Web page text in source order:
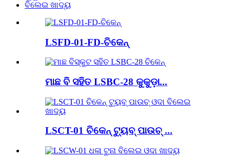
ବିଲେଇ ଖାଦ୍ୟ
LSFD-01-FD-ଚିକେନ୍
ମାଛ ବି ସହିତ LSBC-28 କୁକୁଡ଼ା...
LSCT-01 ଚିକେନ୍ ଟ୍ୟୁବ୍ ପାଉଚ୍ ...